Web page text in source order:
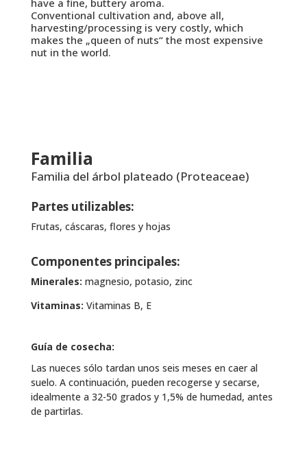
have a fine, buttery aroma.
Conventional cultivation and, above all,
harvesting/processing is very costly, which
makes the „queen of nuts“ the most expensive
nut in the world.
Familia
Familia del árbol plateado (Proteaceae)
Partes utilizables:
Frutas, cáscaras, flores y hojas
Componentes principales:
Minerales: magnesio, potasio, zinc
Vitaminas: Vitaminas B, E
Guía de cosecha:
Las nueces sólo tardan unos seis meses en caer al
suelo. A continuación, pueden recogerse y secarse,
idealmente a 32-50 grados y 1,5% de humedad, antes
de partirlas.